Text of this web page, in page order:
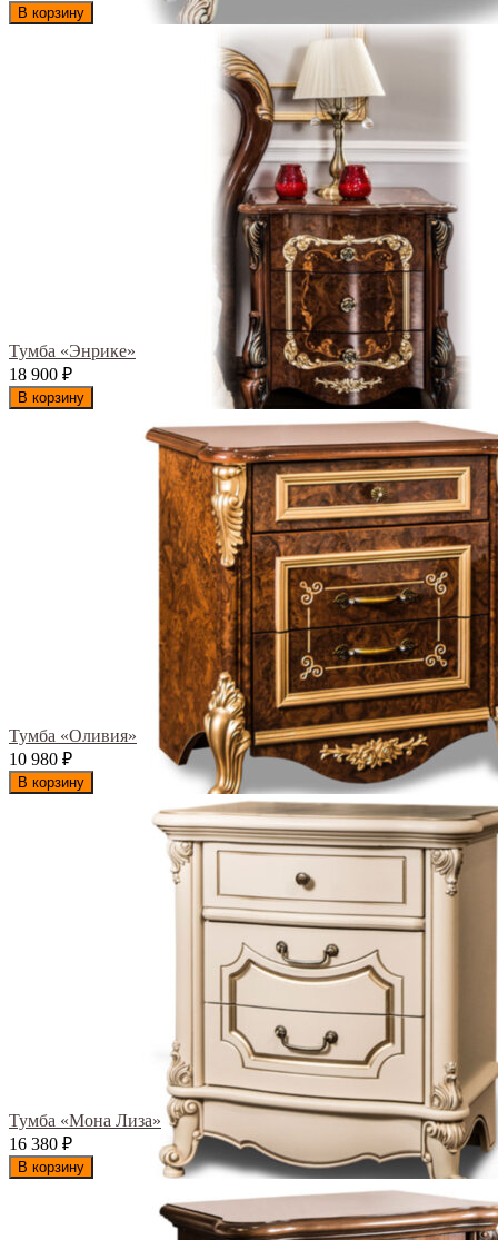
В корзину
Тумба «Энрике»
18 900 ₽
В корзину
Тумба «Оливия»
10 980 ₽
В корзину
Тумба «Мона Лиза»
16 380 ₽
В корзину